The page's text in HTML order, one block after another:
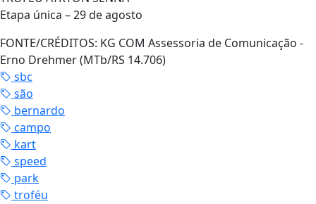
Etapa única – 29 de agosto
FONTE/CRÉDITOS: KG COM Assessoria de Comunicação -
Erno Drehmer (MTb/RS 14.706)
sbc
são
bernardo
campo
kart
speed
park
troféu